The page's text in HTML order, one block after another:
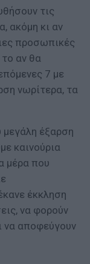
τις
ακόμη κι αν
προσωπικές
αν θα
7 με
νωρίτερα, τα
μεγάλη έξαρση
καινούρια
μέρα που
έκκληση
να φορούν
να αποφεύγουν